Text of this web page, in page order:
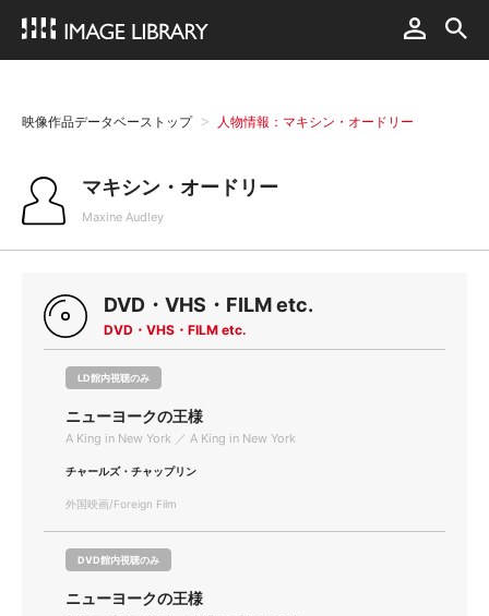
映像作品データベーストップ 人物情報：マキシン・オードリー
マキシン・オードリー
Maxine Audley
DVD・VHS・FILM etc.
DVD・VHS・FILM etc.
LD館内視聴のみ
ニューヨークの王様
A King in New York ／ A King in New York
チャールズ・チャップリン
外国映画/Foreign Film
DVD館内視聴のみ
ニューヨークの王様